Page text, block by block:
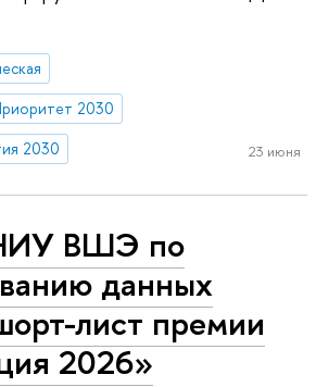
2030
2030
23 июня
ВШЭ по
данных
лист премии
2026»